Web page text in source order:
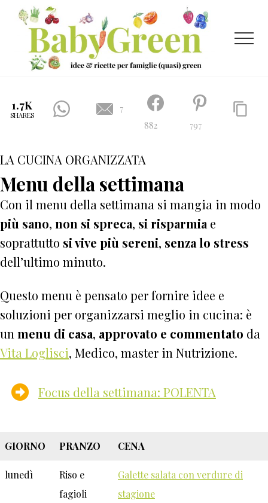
Menu
Passa
contenuto
principale
Passa
ricette
famiglie
(quasi)
green
Menu
1.7K
SHARES
7
882
797
LA CUCINA ORGANIZZATA
Menu della settimana
Con il menu della settimana si mangia in modo
più sano, non si spreca, si risparmia e
soprattutto si vive più sereni, senza lo stress
dell’ultimo minuto.
Questo menu è pensato per fornire idee e
soluzioni per organizzarsi meglio in cucina: è
un menu di casa, approvato e commentato da
Vita Loglisci, Medico, master in Nutrizione.
Focus della settimana: POLENTA
GIORNO PRANZO CENA
lunedì
Riso e
fagioli
Galette salata con verdure di
stagione